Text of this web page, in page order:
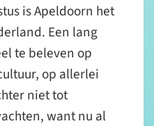
is Apeldoorn het
Een lang
te beleven op
op allerlei
niet tot
want nu al